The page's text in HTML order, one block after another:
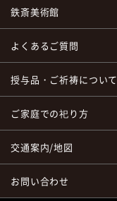
鉄斎美術館
よくあるご質問
授与品・ご祈祷について
ご家庭での祀り方
交通案内/地図
お問い合わせ